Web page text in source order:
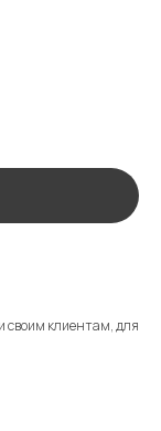
своим клиентам, для